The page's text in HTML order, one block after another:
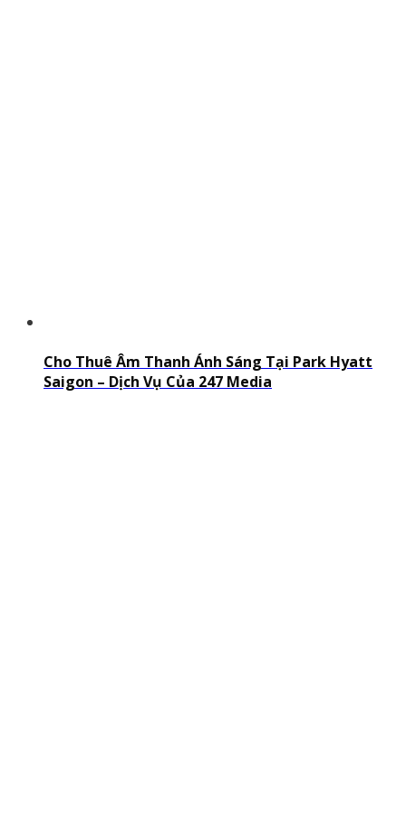
Cho Thuê Âm Thanh Ánh Sáng Tại Park Hyatt
Saigon – Dịch Vụ Của 247 Media